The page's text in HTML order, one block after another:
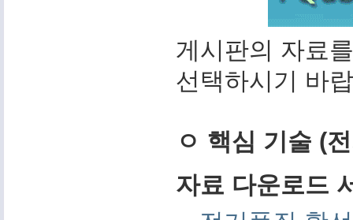
게시판의 자료
선택하시기 바
ㅇ 핵심 기술 (
자료 다운로드